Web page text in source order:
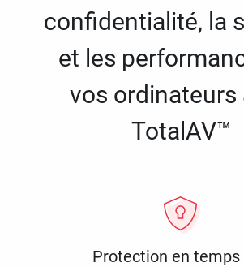
confidentialité, la
et les
vos ordinateurs
TotalAV™
Protection en temps